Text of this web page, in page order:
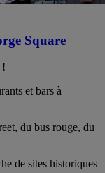
Square
!
et bars à
du bus rouge, du
de sites historiques